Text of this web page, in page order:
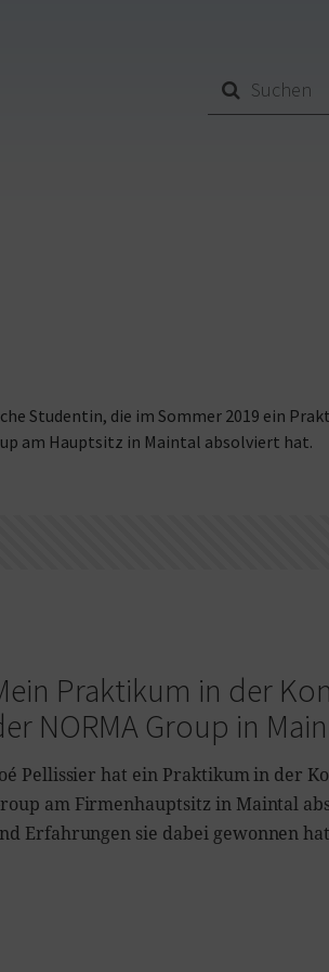
Studentin, die im Sommer 2019 ein
am Hauptsitz in Maintal absolviert hat.
Praktikum in der
NORMA Group in
Pellissier hat ein Praktikum in der
am Firmenhauptsitz in Maintal
Erfahrungen sie dabei gewonnen